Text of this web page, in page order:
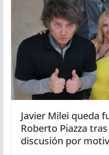
Javier Milei queda
Roberto Piazza
discusión por